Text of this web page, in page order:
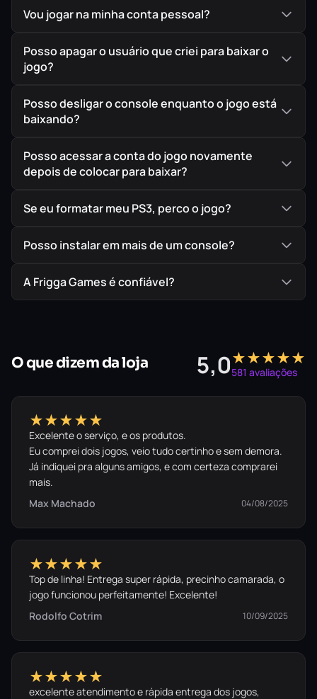
Vou jogar na minha conta pessoal?
Posso apagar o usuário que criei para baixar o
jogo?
Posso desligar o console enquanto o jogo está
baixando?
Posso acessar a conta do jogo novamente
depois de colocar para baixar?
Se eu formatar meu PS3, perco o jogo?
Posso instalar em mais de um console?
A Frigga Games é confiável?
O que dizem da loja 5,0★★★★★
581 avaliações
★★★★★
Excelente o serviço, e os produtos.
Eu comprei dois jogos, veio tudo certinho e sem demora.
Já indiquei pra alguns amigos, e com certeza comprarei
mais.
Max Machado
04/08/2025
★★★★★
Top de linha! Entrega super rápida, precinho camarada, o
jogo funcionou perfeitamente! Excelente!
Rodolfo Cotrim
10/09/2025
★★★★★
excelente atendimento e rápida entrega dos jogos,